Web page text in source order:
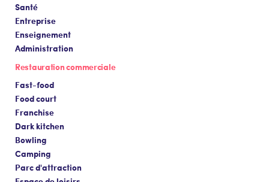
Santé
Entreprise
Enseignement
Administration
Restauration commerciale
Fast-food
Food court
Franchise
Dark kitchen
Bowling
Camping
Parc d'attraction